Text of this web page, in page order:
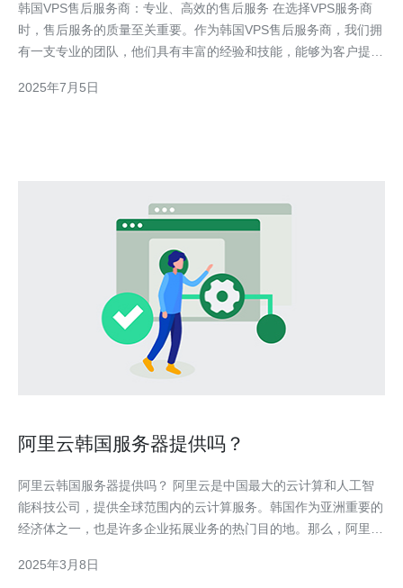
韩国VPS售后服务商：专业、高效的售后服务 在选择VPS服务商
时，售后服务的质量至关重要。作为韩国VPS售后服务商，我们拥
有一支专业的团队，他们具有丰富的经验和技能，能够为客户提供
面，我们都能够及时、准确地为客户提供支持和解决方案。 我们
2025年7月5日
阿里云韩国服务器提供吗？
阿里云韩国服务器提供吗？ 阿里云是中国最大的云计算和人工智
能科技公司，提供全球范围内的云计算服务。韩国作为亚洲重要的
经济体之一，也是许多企业拓展业务的热门目的地。那么，阿里云
服务。作为全球领先的云服务提供商，阿里云在全
2025年3月8日